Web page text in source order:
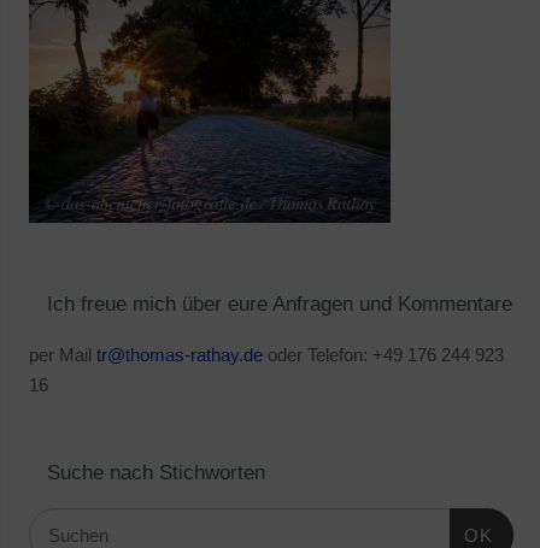
Ich freue mich über eure Anfragen und Kommentare
per Mail tr@thomas-rathay.deoder Telefon: +49 176 244 923
16
Suche nach Stichworten
OK